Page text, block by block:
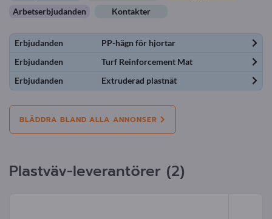
Arbetserbjudanden
Kontakter
Erbjudanden
PP-hägn för hjortar
Erbjudanden
Turf Reinforcement Mat
Erbjudanden
Extruderad plastnät
BLÄDDRA BLAND ALLA ANNONSER
Plastväv-leverantörer (2)